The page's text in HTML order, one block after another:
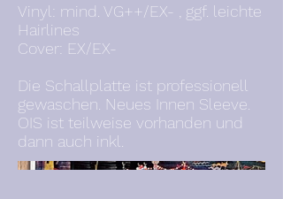
Vinyl: mind. VG++/EX- , ggf. leichte
Hairlines
Cover: EX/EX-
Die Schallplatte ist professionell
gewaschen. Neues Innen Sleeve.
OIS ist teilweise vorhanden und
dann auch inkl.